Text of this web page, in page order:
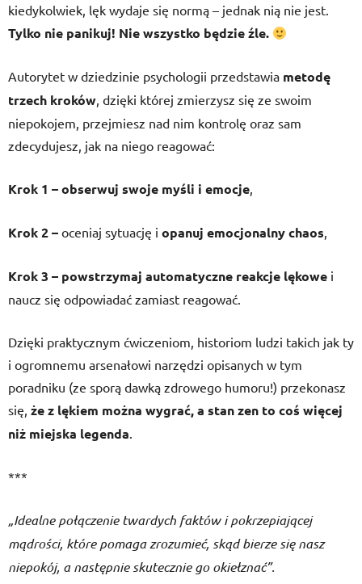
kiedykolwiek, lęk wydaje się normą – jednak nią nie jest.
Tylko nie panikuj! Nie wszystko będzie źle.
Autorytet w dziedzinie psychologii przedstawia metodę
trzech kroków, dzięki której zmierzysz się ze swoim
niepokojem, przejmiesz nad nim kontrolę oraz sam
zdecydujesz, jak na niego reagować:
Krok 1 – obserwuj swoje myśli i emocje,
Krok 2 – oceniaj sytuację i opanuj emocjonalny chaos,
Krok 3 – powstrzymaj automatyczne reakcje lękowe i
naucz się odpowiadać zamiast reagować.
Dzięki praktycznym ćwiczeniom, historiom ludzi takich jak ty
i ogromnemu arsenałowi narzędzi opisanych w tym
poradniku (ze sporą dawką zdrowego humoru!) przekonasz
się, że z lękiem można wygrać, a stan zen to coś więcej
niż miejska legenda.
***
„Idealne połączenie twardych faktów i pokrzepiającej
mądrości, które pomaga zrozumieć, skąd bierze się nasz
niepokój, a następnie skutecznie go okiełznać”.